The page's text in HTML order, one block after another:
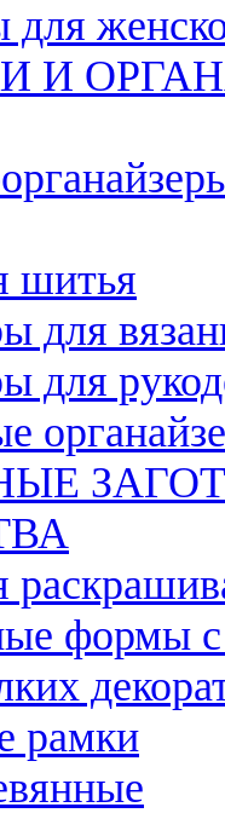
для
И
шитья
для
для
формы с
рамки